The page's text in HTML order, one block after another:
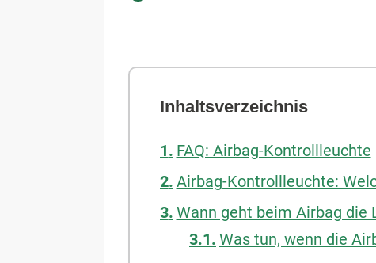
Inhaltsverzeichnis
FAQ: Airbag-Kontrollleuchte
Airbag-Kontrollleuchte:
Wann geht beim Airbag die
Was tun, wenn die